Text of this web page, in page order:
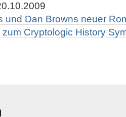
und Dan Browns neuer
Cryptologic History